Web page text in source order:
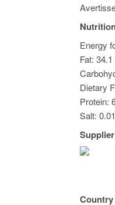
Energy
Fat:
Dietary
Protein:
Salt:
Supplier